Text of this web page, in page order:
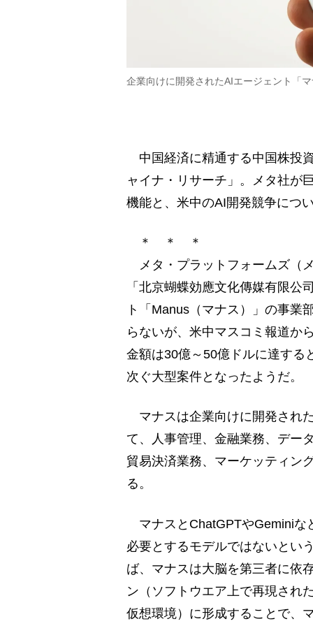
企業向けに開発されたAIエージェント「
中国経済に精通する中国株投
ャイナ・リサーチ」。メタ社が
機能と、米中のAI開発競争につ
＊ ＊ ＊
メタ・プラットフォームズ（
「北京蝴蝶効應文化傳媒有限
ト「Manus（マナス）」の事業
らないが、米中マスコミ報道か
金額は30億～50億ドルに達する
次ぐ大型案件となったようだ。
マナスは企業向けに開発され
て、人事管理、金融業務、デー
貿易決済業務、マーケッティン
る。
マナスとChatGPTやGeminiな
必要とするモデルではないとい
ば、マナスは大脳を第三者に依
ン（ソフトウエア上で再現され
仮想環境）に形成することで、